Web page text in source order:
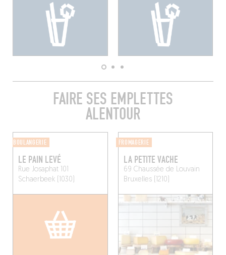
FAIRE SES EMPLETTES
ALENTOUR
BOULANGERIE
LE PAIN LEVÉ
Rue Josaphat 101
Schaerbeek (1030)
FROMAGERIE
LA PETITE VACHE
69 Chaussée de Louvain
Bruxelles (1210)